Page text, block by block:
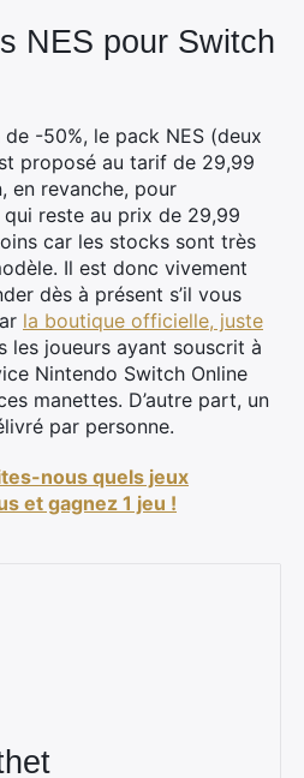
NES pour Switch
-50%, le pack NES (deux
proposé au tarif de 29,99
en revanche, pour
qui reste au prix de 29,99
car les stocks sont très
Il est donc vivement
dès à présent s’il vous
la boutique officielle, juste
les joueurs ayant souscrit à
Nintendo Switch Online
manettes. D’autre part, un
par personne.
nous quels jeux
et gagnez 1 jeu !